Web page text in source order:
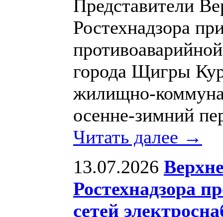
Представители
Ростехнадзора
города Щигры
жилищно-
осенне-зимний
Читать далее →
13.07.2026
Ростехнадзора
сетей